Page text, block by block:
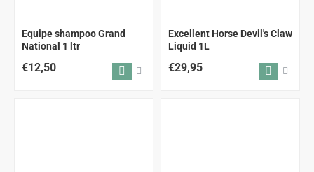
Equipe shampoo Grand
National 1 ltr
€12,50
Excellent Horse Devil's Claw
Liquid 1L
€29,95